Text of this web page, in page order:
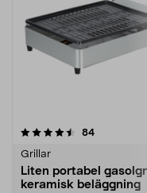
84recensioner
Grillar
Liten portabel
keramisk beläggning
4.5 av 5 stjärnor